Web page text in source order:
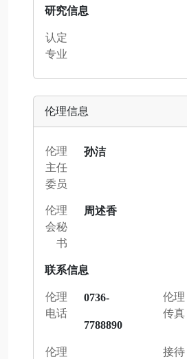
研究信息
认定
专业
伦理信息
伦理
主任
委员
孙洁
伦理
会秘
书
周述香
联系信息
伦理
电话
0736-
7788890
伦理
传真
伦理
接待